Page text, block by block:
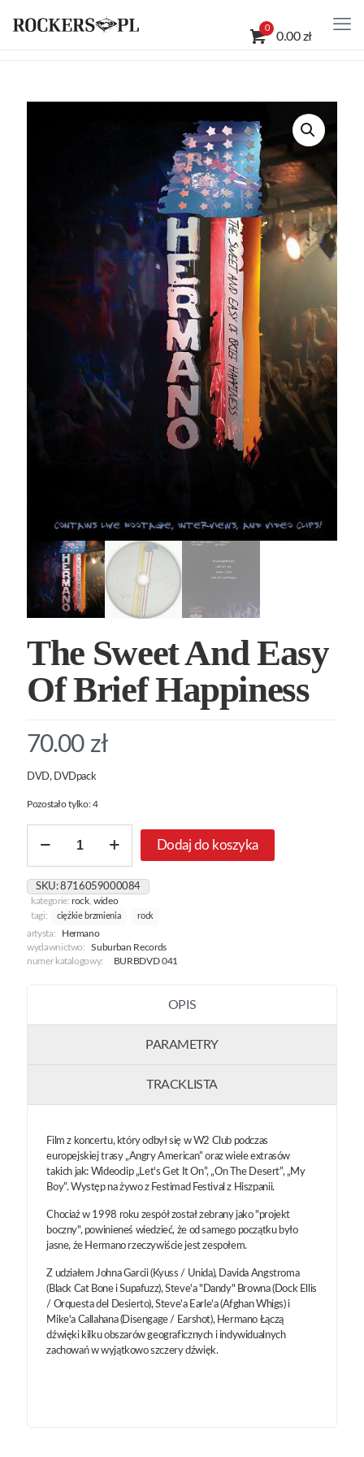
0
0.00 zł
The Sweet And Easy
Of Brief Happiness
70.00 zł
DVD, DVDpack
Pozostało tylko: 4
The
And
Easy
Brief
Happiness
Dodaj do koszyka
SKU:8716059000084
kategorie:rock,wideo
tagi:
ciężkie brzmienia rock
artysta:
Hermano
wydawnictwo:
Suburban Records
numer katalogowy:
BURBDVD 041
OPIS
PARAMETRY
TRACKLISTA
Film z koncertu, który odbył się w W2 Club podczas
europejskiej trasy „Angry American” oraz wiele extrasów
takich jak: Wideoclip „Let's Get It On”, „On The Desert”, „My
Boy”. Występ na żywo z Festimad Festival z Hiszpanii.
Chociaż w 1998 roku zespół został zebrany jako "projekt
boczny", powinieneś wiedzieć, że od samego początku było
jasne, że Hermano rzeczywiście jest zespołem.
Z udziałem Johna Garcii (Kyuss / Unida), Davida Angstroma
(Black Cat Bone i Supafuzz), Steve'a "Dandy" Browna (Dock Ellis
/ Orquesta del Desierto), Steve'a Earle'a (Afghan Whigs) i
Mike'a Callahana (Disengage / Earshot), Hermano Łączą
dźwięki kilku obszarów geograficznych i indywidualnych
zachowań w wyjątkowo szczery dźwięk.